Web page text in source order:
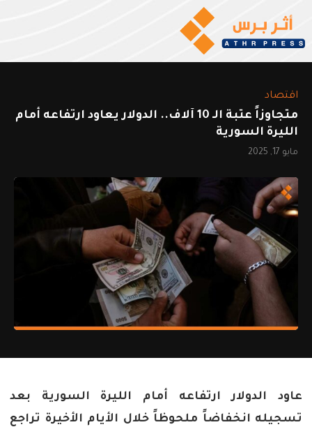
اقتصاد
متجاوزاً عتبة الـ 10 آلاف.. الدولار يعاود ارتفاعه أمام
الليرة السورية
مايو 17, 2025
عاود الدولار ارتفاعه أمام الليرة السورية بعد
تسجيله انخفاضاً ملحوظاً خلال الأيام الأخيرة تراجع